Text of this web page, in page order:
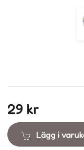
29 kr
Lägg i